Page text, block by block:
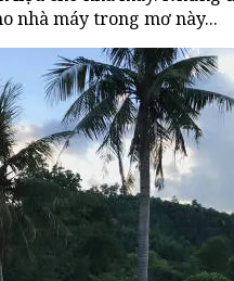
nhà máy trong mơ này...